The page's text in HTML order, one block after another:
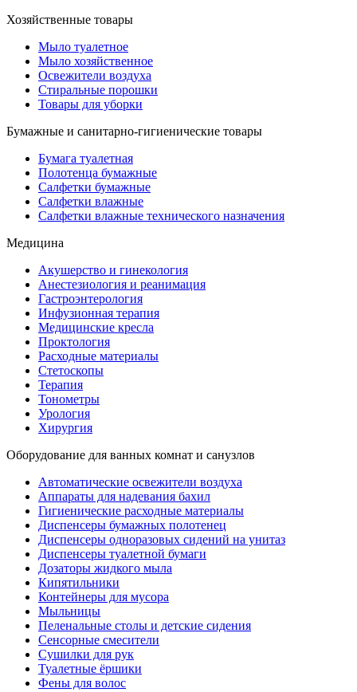
Хозяйственные товары
Мыло туалетное
Мыло хозяйственное
Освежители воздуха
Стиральные порошки
Товары для уборки
Бумажные и санитарно-гигиенические товары
Бумага туалетная
Полотенца бумажные
Салфетки бумажные
Салфетки влажные
Салфетки влажные технического назначения
Медицина
Акушерство и гинекология
Анестезиология и реанимация
Гастроэнтерология
Инфузионная терапия
Медицинские кресла
Проктология
Расходные материалы
Стетоскопы
Терапия
Тонометры
Урология
Хирургия
Оборудование для ванных комнат и санузлов
Автоматические освежители воздуха
Аппараты для надевания бахил
Гигиенические расходные материалы
Диспенсеры бумажных полотенец
Диспенсеры одноразовых сидений на унитаз
Диспенсеры туалетной бумаги
Дозаторы жидкого мыла
Кипятильники
Контейнеры для мусора
Мыльницы
Пеленальные столы и детские сидения
Сенсорные смесители
Сушилки для рук
Туалетные ёршики
Фены для волос